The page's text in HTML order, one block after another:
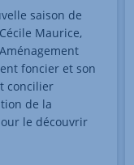
saison de
Maurice,
foncier et son
concilier
de la
le découvrir